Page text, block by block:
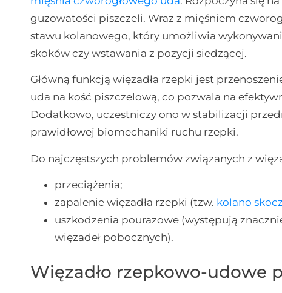
guzowatości piszczeli. Wraz z mięśniem
stawu kolanowego, który umożliwia
skoków czy wstawania z pozycji siedzącej.
Główną funkcją więzadła rzepki jest
uda na kość piszczelową, co pozwala na
Dodatkowo, uczestniczy ono w stabilizacji
prawidłowej biomechaniki ruchu rzepki.
Do najczęstszych problemów związanych z
przeciążenia;
zapalenie więzadła rzepki (tzw. kolano
uszkodzenia pourazowe (występują
więzadeł pobocznych).
Więzadło rzepkowo-udowe